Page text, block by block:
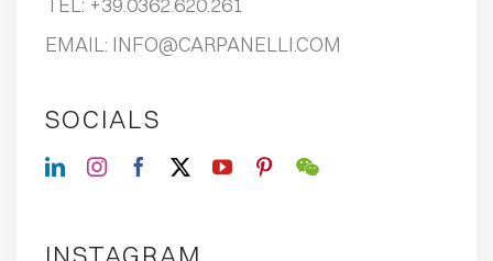
EMAIL: INFO@CARPANELLI.COM
SOCIALS